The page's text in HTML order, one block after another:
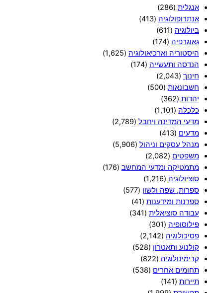
אנגלית (286)
אנתרופולוגיה (413)
ביולוגיה (611)
גאוגרפיה (174)
היסטוריה וארכיאולוגיה (1,625)
הנדסה ותעשייה (174)
חינוך (2,043)
חשבונאות (500)
יהדות (362)
כלכלה (1,101)
מדעי המדינה ויחבל (2,789)
מדעים (413)
מנהל עסקים וניהול (5,906)
משפטים (2,082)
מתמטיקה ומדעי המחשב (176)
סוציולוגיה (1,216)
ספרות, שפה ולשון (577)
ספרנות ומידענות (41)
עבודה סוציאלית (341)
פילוסופיה (301)
פסיכולוגיה (2,142)
קולנוע ותאטרון (528)
קרימינולוגיה (822)
תחומים אחרים (538)
תיירות (141)